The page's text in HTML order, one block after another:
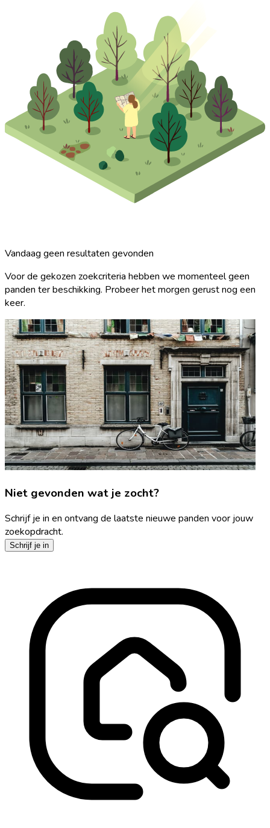
Vandaag geen resultaten gevonden
Voor de gekozen zoekcriteria hebben we momenteel geen
panden ter beschikking. Probeer het morgen gerust nog een
keer.
Niet gevonden wat je zocht?
Schrijf je in en ontvang de laatste nieuwe panden voor jouw
zoekopdracht.
Schrijf je in